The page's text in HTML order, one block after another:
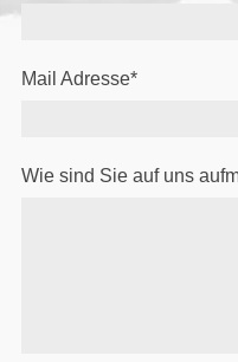
Mail Adresse*
Wie sind Sie auf uns